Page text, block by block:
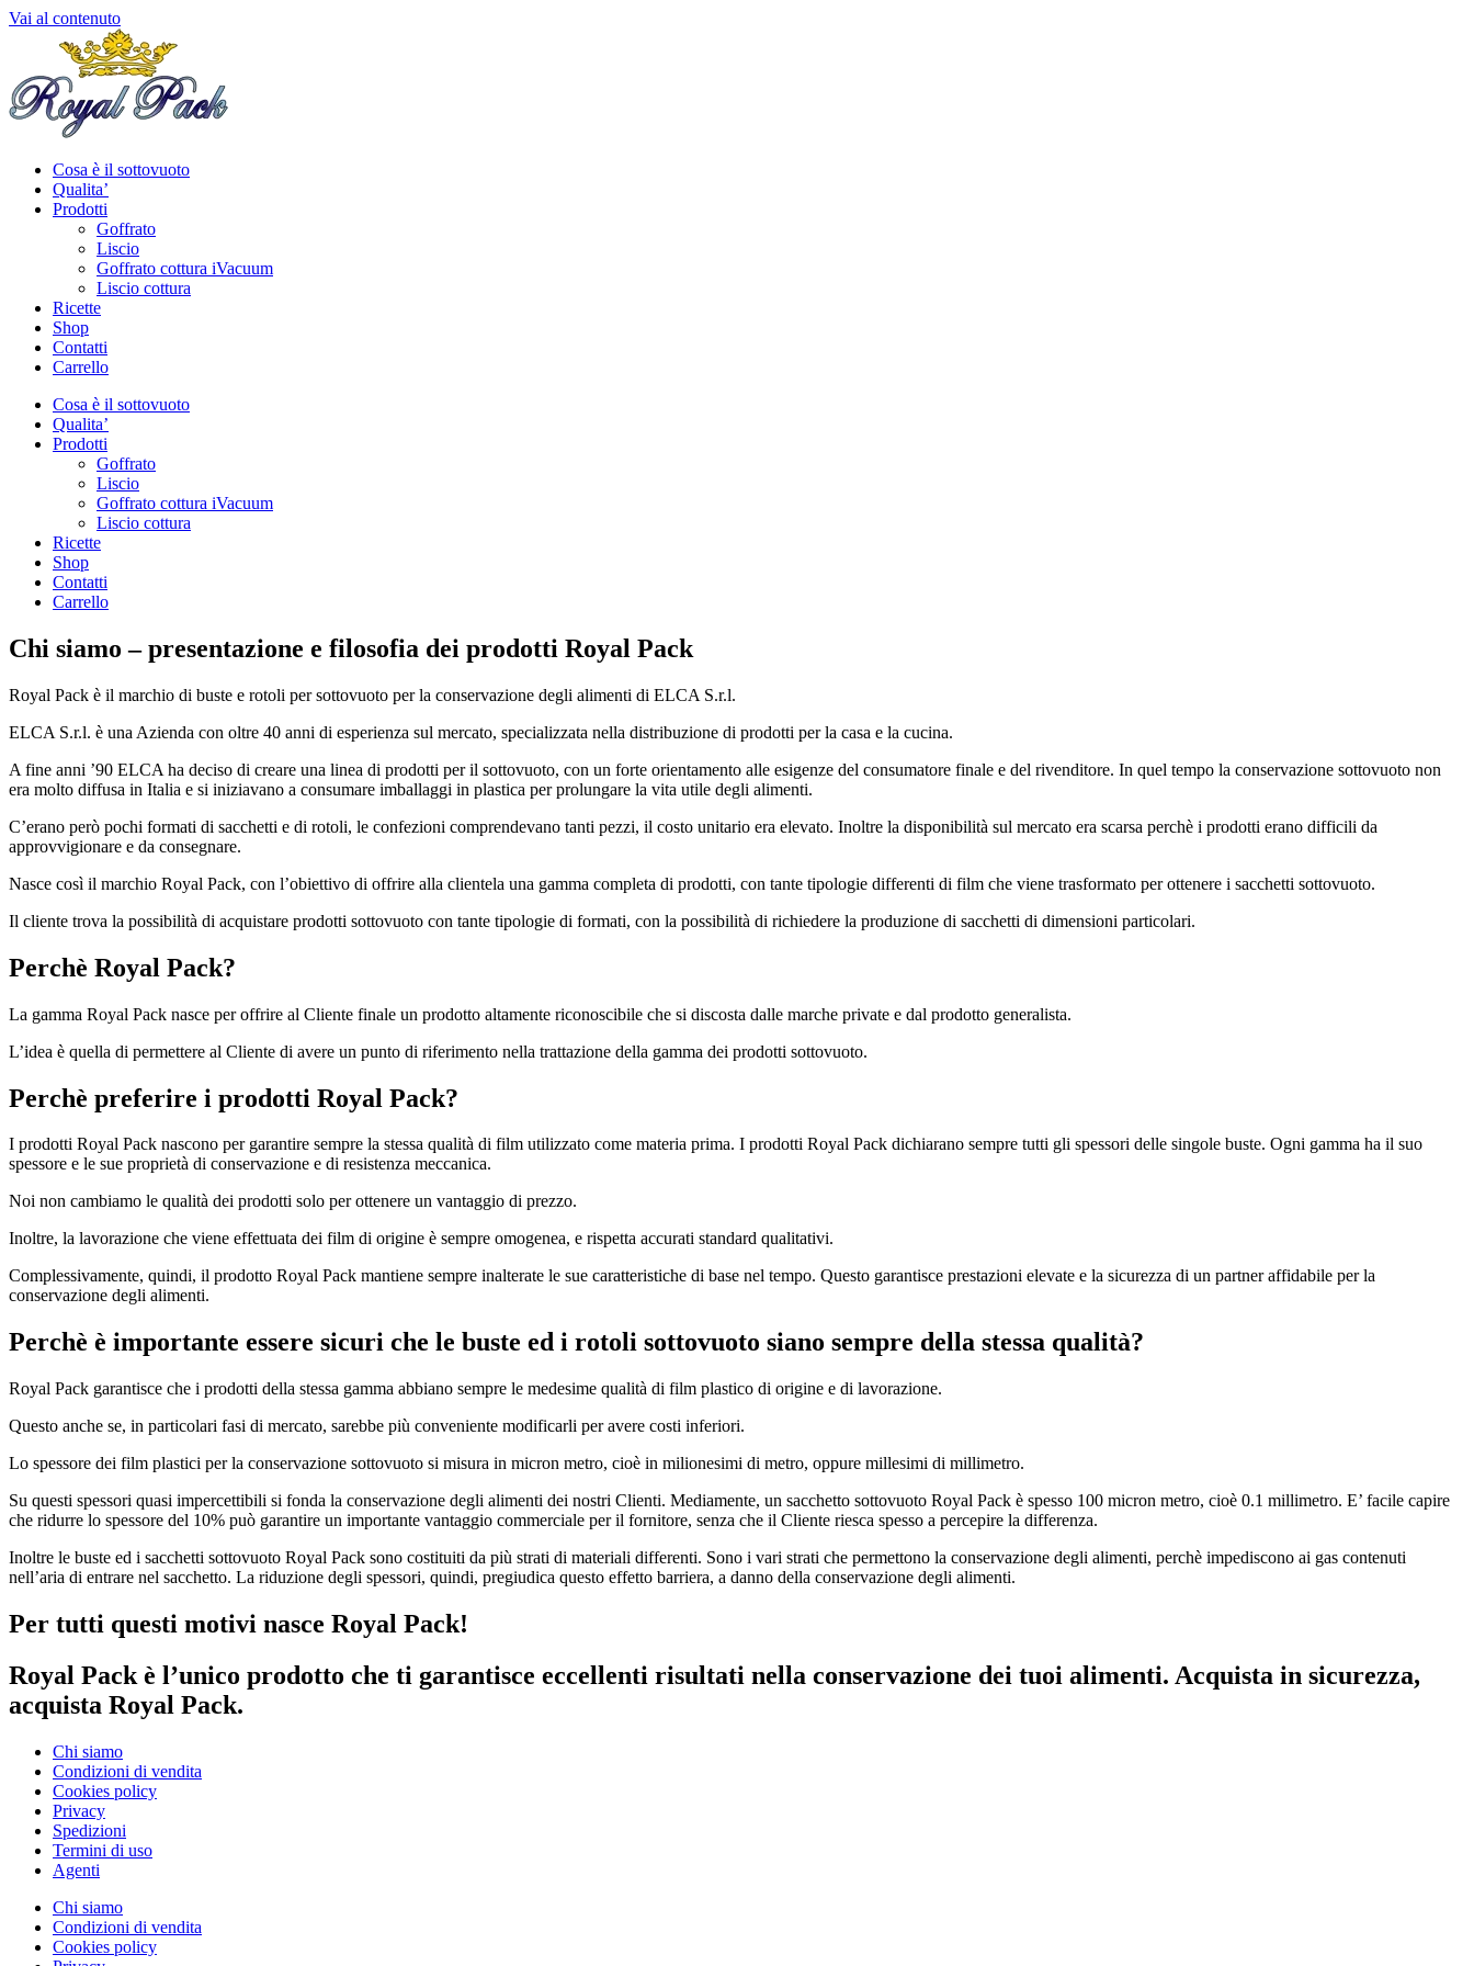
Vai al contenuto
Cosa è il sottovuoto
Qualita’
Prodotti
Goffrato
Liscio
Goffrato cottura iVacuum
Liscio cottura
Ricette
Shop
Contatti
Carrello
Cosa è il sottovuoto
Qualita’
Prodotti
Goffrato
Liscio
Goffrato cottura iVacuum
Liscio cottura
Ricette
Shop
Contatti
Carrello
Chi siamo – presentazione e filosofia dei prodotti Royal Pack
Royal Pack è il marchio di buste e rotoli per sottovuoto per la conservazione degli alimenti di ELCA S.r.l.
ELCA S.r.l. è una Azienda con oltre 40 anni di esperienza sul mercato, specializzata nella distribuzione di prodotti per la casa e la cucina.
A fine anni ’90 ELCA ha deciso di creare una linea di prodotti per il sottovuoto, con un forte orientamento alle esigenze del consumatore finale e del rivenditore. In quel tempo la conservazione sottovuoto non
era molto diffusa in Italia e si iniziavano a consumare imballaggi in plastica per prolungare la vita utile degli alimenti.
C’erano però pochi formati di sacchetti e di rotoli, le confezioni comprendevano tanti pezzi, il costo unitario era elevato. Inoltre la disponibilità sul mercato era scarsa perchè i prodotti erano difficili da
approvvigionare e da consegnare.
Nasce così il marchio Royal Pack, con l’obiettivo di offrire alla clientela una gamma completa di prodotti, con tante tipologie differenti di film che viene trasformato per ottenere i sacchetti sottovuoto.
Il cliente trova la possibilità di acquistare prodotti sottovuoto con tante tipologie di formati, con la possibilità di richiedere la produzione di sacchetti di dimensioni particolari.
Perchè Royal Pack?
La gamma Royal Pack nasce per offrire al Cliente finale un prodotto altamente riconoscibile che si discosta dalle marche private e dal prodotto generalista.
L’idea è quella di permettere al Cliente di avere un punto di riferimento nella trattazione della gamma dei prodotti sottovuoto.
Perchè preferire i prodotti Royal Pack?
I prodotti Royal Pack nascono per garantire sempre la stessa qualità di film utilizzato come materia prima. I prodotti Royal Pack dichiarano sempre tutti gli spessori delle singole buste. Ogni gamma ha il suo
spessore e le sue proprietà di conservazione e di resistenza meccanica.
Noi non cambiamo le qualità dei prodotti solo per ottenere un vantaggio di prezzo.
Inoltre, la lavorazione che viene effettuata dei film di origine è sempre omogenea, e rispetta accurati standard qualitativi.
Complessivamente, quindi, il prodotto Royal Pack mantiene sempre inalterate le sue caratteristiche di base nel tempo. Questo garantisce prestazioni elevate e la sicurezza di un partner affidabile per la
conservazione degli alimenti.
Perchè è importante essere sicuri che le buste ed i rotoli sottovuoto siano sempre della stessa qualità?
Royal Pack garantisce che i prodotti della stessa gamma abbiano sempre le medesime qualità di film plastico di origine e di lavorazione.
Questo anche se, in particolari fasi di mercato, sarebbe più conveniente modificarli per avere costi inferiori.
Lo spessore dei film plastici per la conservazione sottovuoto si misura in micron metro, cioè in milionesimi di metro, oppure millesimi di millimetro.
Su questi spessori quasi impercettibili si fonda la conservazione degli alimenti dei nostri Clienti. Mediamente, un sacchetto sottovuoto Royal Pack è spesso 100 micron metro, cioè 0.1 millimetro. E’ facile capire
che ridurre lo spessore del 10% può garantire un importante vantaggio commerciale per il fornitore, senza che il Cliente riesca spesso a percepire la differenza.
Inoltre le buste ed i sacchetti sottovuoto Royal Pack sono costituiti da più strati di materiali differenti. Sono i vari strati che permettono la conservazione degli alimenti, perchè impediscono ai gas contenuti
nell’aria di entrare nel sacchetto. La riduzione degli spessori, quindi, pregiudica questo effetto barriera, a danno della conservazione degli alimenti.
Per tutti questi motivi nasce Royal Pack!
Royal Pack è l’unico prodotto che ti garantisce eccellenti risultati nella conservazione dei tuoi alimenti. Acquista in sicurezza,
acquista Royal Pack.
Chi siamo
Condizioni di vendita
Cookies policy
Privacy
Spedizioni
Termini di uso
Agenti
Chi siamo
Condizioni di vendita
Cookies policy